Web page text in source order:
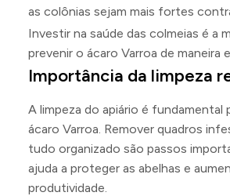
as colônias sejam mais fortes
Investir na saúde das colmeias é a
prevenir o ácaro Varroa de maneira
Importância da limpeza
A limpeza do apiário é fundamental
ácaro Varroa. Remover quadros
tudo organizado são passos
ajuda a proteger as abelhas e
produtividade.